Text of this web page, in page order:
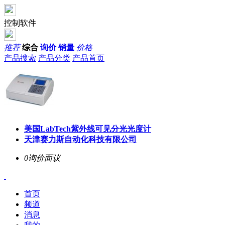
控制软件
推荐 综合 询价 销量 价格
产品搜索 产品分类 产品首页
美国LabTech紫外线可见分光光度计
天津赛力斯自动化科技有限公司
0询价面议
首页
频道
消息